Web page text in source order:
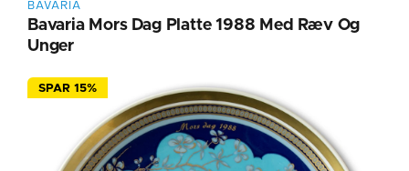
BAVARIA
Bavaria Mors Dag Platte 1988 Med Ræv Og
Unger
SPAR 15%